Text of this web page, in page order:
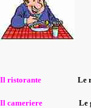
Il ristorante Le
Il cameriere Le